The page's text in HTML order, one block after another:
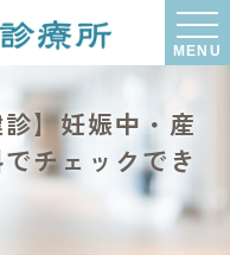
MENU
】妊娠中・産
チェックでき